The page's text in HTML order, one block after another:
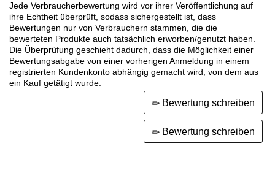
Jede Verbraucherbewertung wird vor ihrer Veröffentlichung auf
ihre Echtheit überprüft, sodass sichergestellt ist, dass
Bewertungen nur von Verbrauchern stammen, die die
bewerteten Produkte auch tatsächlich erworben/genutzt haben.
Die Überprüfung geschieht dadurch, dass die Möglichkeit einer
Bewertungsabgabe von einer vorherigen Anmeldung in einem
registrierten Kundenkonto abhängig gemacht wird, von dem aus
ein Kauf getätigt wurde.
Bewertung schreiben
Bewertung schreiben